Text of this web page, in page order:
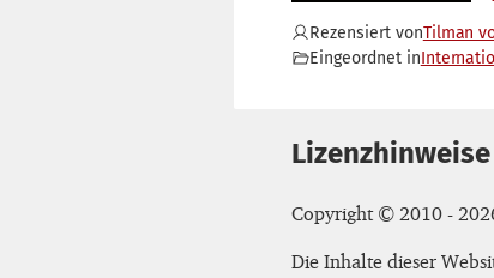
Rezensiert vonTilman
Eingeordnet in
Lizenzhinweise
Copyright © 2010 -
Die Inhalte dieser